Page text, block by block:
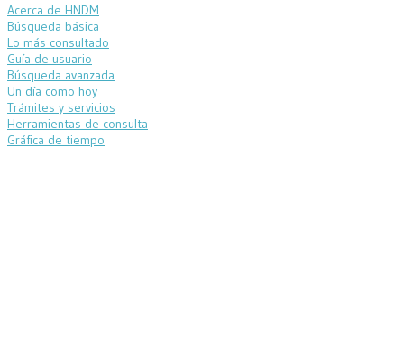
Acerca de HNDM
Búsqueda básica
Lo más consultado
Guía de usuario
Búsqueda avanzada
Un día como hoy
Trámites y servicios
Herramientas de consulta
Gráfica de tiempo